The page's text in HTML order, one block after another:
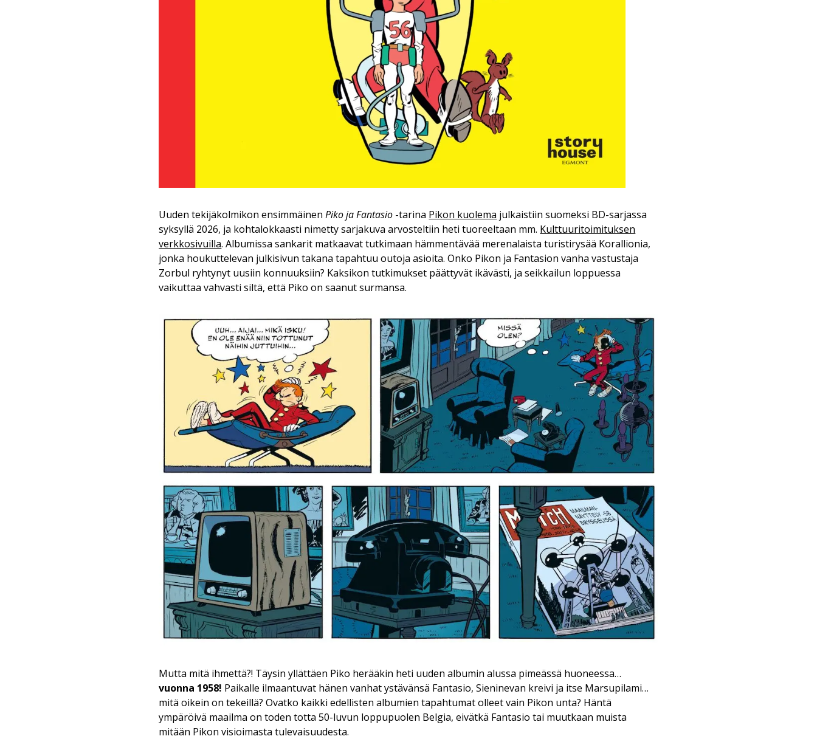
Uuden tekijäkolmikon ensimmäinenPiko ja Fantasio -tarina Pikon kuolema julkaistiin suomeksi BD-sarjassa
syksyllä 2026, ja kohtalokkaasti nimetty sarjakuva arvosteltiin heti tuoreeltaan mm. Kulttuuritoimituksen
verkkosivuilla. Albumissa sankarit matkaavat tutkimaan hämmentävää merenalaista turistirysää Korallionia,
jonka houkuttelevan julkisivun takana tapahtuu outoja asioita. Onko Pikon ja Fantasion vanha vastustaja
Zorbul ryhtynyt uusiin konnuuksiin? Kaksikon tutkimukset päättyvät ikävästi, ja seikkailun loppuessa
vaikuttaa vahvasti siltä, että Piko on saanut surmansa.
Mutta mitä ihmettä?! Täysin yllättäen Piko herääkin heti uuden albumin alussa pimeässä huoneessa…
vuonna 1958! Paikalle ilmaantuvat hänen vanhat ystävänsä Fantasio, Sieninevan kreivi ja itse Marsupilami…
mitä oikein on tekeillä? Ovatko kaikki edellisten albumien tapahtumat olleet vain Pikon unta? Häntä
ympäröivä maailma on toden totta 50-luvun loppupuolen Belgia, eivätkä Fantasio tai muutkaan muista
mitään Pikon visioimasta tulevaisuudesta.